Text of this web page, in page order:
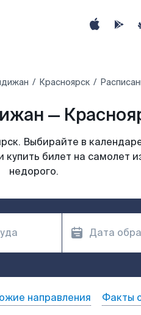
Красноярск
—
Выбирайте в
купить билет на самолет
недорого.
направления Факты